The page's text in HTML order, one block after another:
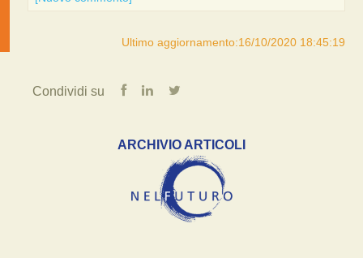
Ultimo aggiornamento:16/10/2020 18:45:19
Condividi su
ARCHIVIO ARTICOLI